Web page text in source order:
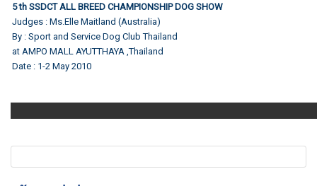
5 th SSDCT ALL BREED CHAMPIONSHIP DOG SHOW
Judges : Ms.Elle Maitland (Australia)
By : Sport and Service Dog Club Thailand
at AMPO MALL AYUTTHAYA ,Thailand
Date : 1-2 May 2010